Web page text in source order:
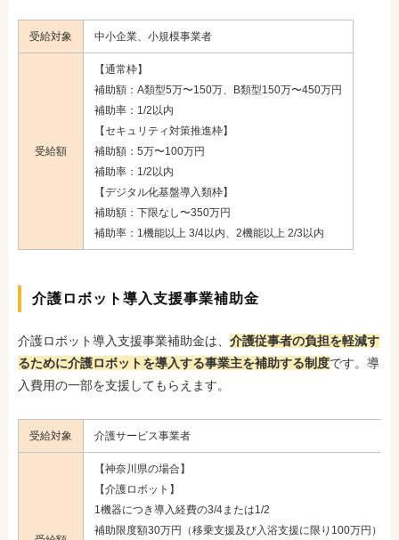
受給対象 中小企業、小規模事業者
受給額
【通常枠】
補助額：A類型5万〜150万、B類型150万〜450万円
補助率：1/2以内
【セキュリティ対策推進枠】
補助額：5万〜100万円
補助率：1/2以内
【デジタル化基盤導入類枠】
補助額：下限なし〜350万円
補助率：1機能以上 3/4以内、2機能以上 2/3以内
介護ロボット導入支援事業補助金
介護ロボット導入支援事業補助金は、 介護従事者の負担を軽減す
るために介護ロボットを導入する事業主を補助する制度です。導
入費用の一部を支援してもらえます。
受給対象 介護サービス事業者
【神奈川県の場合】
【介護ロボット】
1機器につき導入経費の3/4または1/2
補助限度額30万円（移乗支援及び入浴支援に限り100万円）